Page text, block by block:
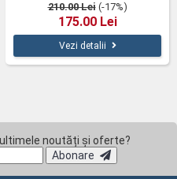
210.00 Lei(-17%)
175.00 Lei
Vezi detalii
noutăți și oferte?
Abonare